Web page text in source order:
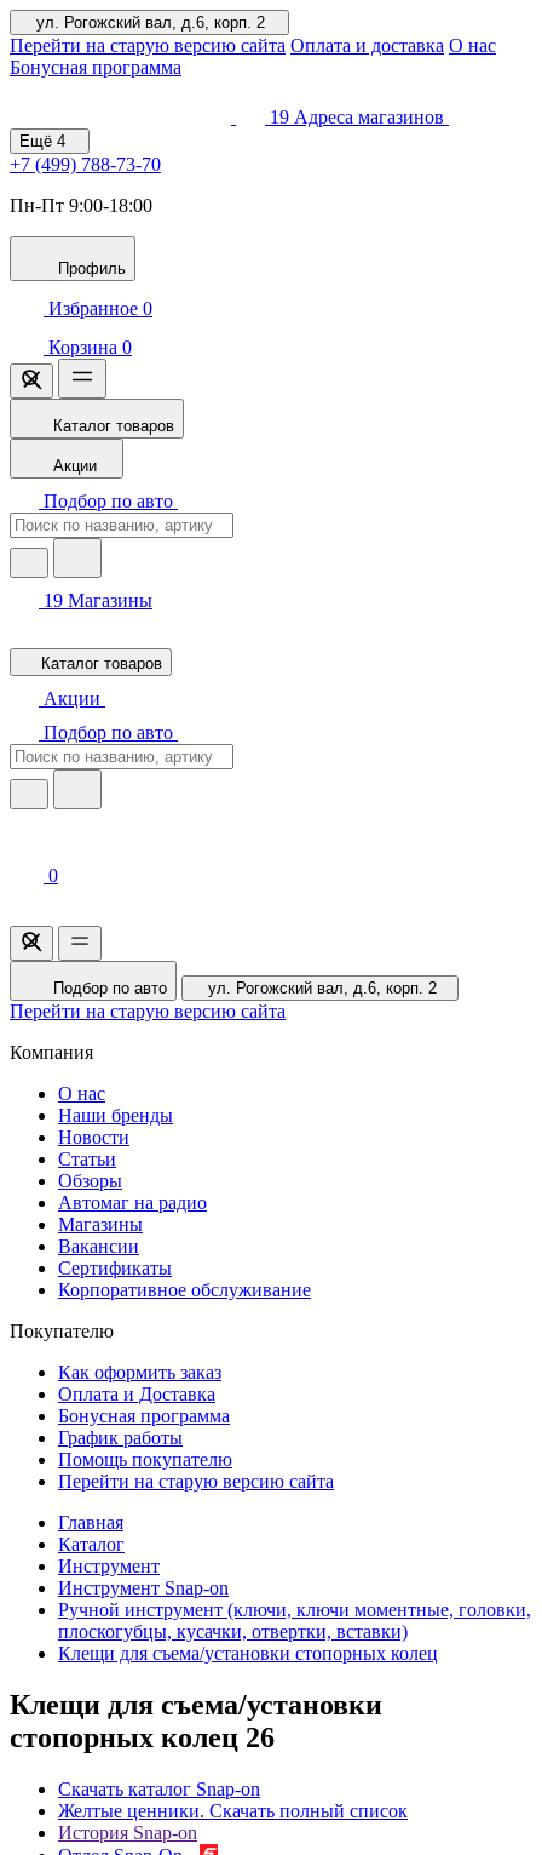
ул. Рогожский вал, д.6, корп. 2
Перейти на старую версию сайта Оплата и доставка О нас
Бонусная программа
19 Адреса магазинов
Ещё 4
+7 (499) 788-73-70
Пн-Пт 9:00-18:00
Профиль
Избранное 0
Корзина 0
Каталог товаров
Акции
Подбор по авто
19 Магазины
Каталог товаров
Акции
Подбор по авто
0
Подбор по авто ул. Рогожский вал, д.6, корп. 2
Перейти на старую версию сайта
Компания
О нас
Наши бренды
Новости
Статьи
Обзоры
Автомаг на радио
Магазины
Вакансии
Сертификаты
Корпоративное обслуживание
Покупателю
Как оформить заказ
Оплата и Доставка
Бонусная программа
График работы
Помощь покупателю
Перейти на старую версию сайта
Главная
Каталог
Инструмент
Инструмент Snap-on
Ручной инструмент (ключи, ключи моментные, головки,
плоскогубцы, кусачки, отвертки, вставки)
Клещи для съема/установки стопорных колец
Клещи для съема/установки
стопорных колец 26
Скачать каталог Snap-on
Желтые ценники. Скачать полный список
История Snap-on